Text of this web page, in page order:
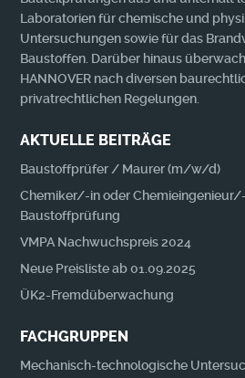
Laboratorien für chemische und
Untersuchungen sowie für das
Baustoffen. Darüber hinaus
HANNOVER nach diversen
privatrechtlichen Regelungen.
AKTUELLE BEITRÄGE
Baustoffprüfer / Maurer (m/w/d)
Chemiker/-in oder
Baustoffprüfung
VMPA Nachwuchspreis 2024
Neue Preisliste ab 01.09.2025
ÜK2-Fremdüberwachung
FACHGRUPPEN
Mechanisch-technologische